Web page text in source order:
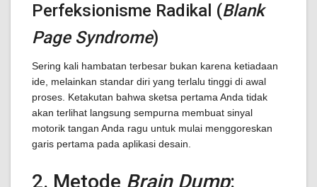
Perfeksionisme Radikal (Blank
Page Syndrome)
Sering kali hambatan terbesar bukan karena ketiadaan
ide, melainkan standar diri yang terlalu tinggi di awal
proses. Ketakutan bahwa sketsa pertama Anda tidak
akan terlihat langsung sempurna membuat sinyal
motorik tangan Anda ragu untuk mulai menggoreskan
garis pertama pada aplikasi desain.
2. Metode Brain Dump: